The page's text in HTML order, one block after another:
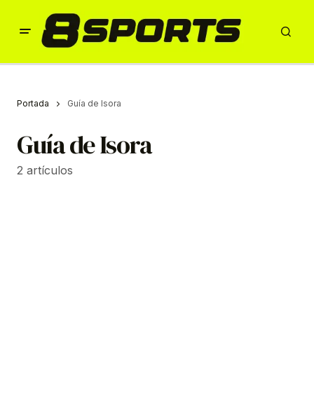
Portada Guía de Isora
Guía de Isora
2 artículos